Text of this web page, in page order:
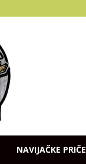
NAVIJAČKE PRIČE